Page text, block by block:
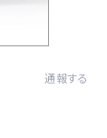
通報する